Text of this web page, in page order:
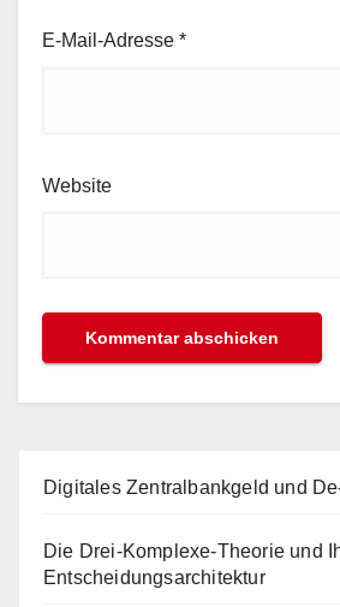
E-Mail-Adresse *
Website
Digitales Zentralbankgeld und
Die Drei-Komplexe-Theorie und
Entscheidungsarchitektur